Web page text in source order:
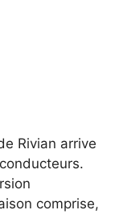
Rivian arrive
comprise,